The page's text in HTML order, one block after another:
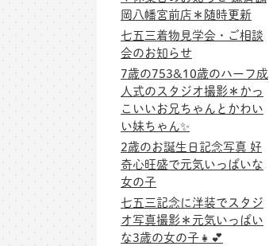
岡八幡宮前店＊随時更新
七五三着物見学会・ご相談
会のお知らせ
7歳の753&10歳のハーフ成
人式のスタジオ撮影＊かっ
こいいお兄ちゃんとかわい
い妹ちゃん✨
2歳のお誕生日記念写真 好
奇心旺盛で元気いっぱいな
女の子
七五三記念に洋装でスタジ
オ写真撮影＊元気いっぱい
な3歳の女の子👧💕